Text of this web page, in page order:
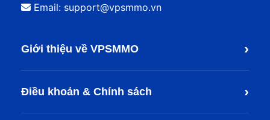
Email: support@vpsmmo.vn
Giới thiệu về VPSMMO ›
Điều khoản & Chính sách ›